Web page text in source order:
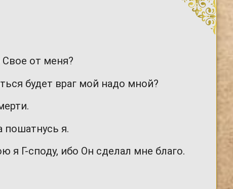
от меня?
будет враг мой надо мной?
пошатнусь я.
я Г-споду, ибо Он сделал мне благо.